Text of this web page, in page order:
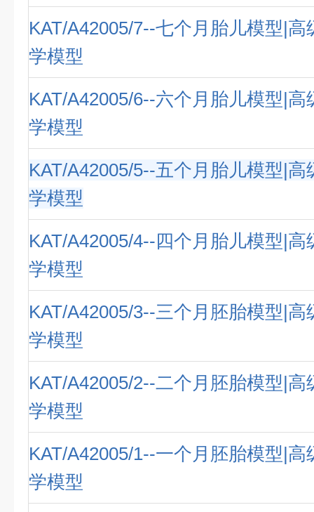
KAT/A42005/7--七个月胎儿模型|高
学模型
KAT/A42005/6--六个月胎儿模型|高
学模型
KAT/A42005/5--五个月胎儿模型|高
学模型
KAT/A42005/4--四个月胎儿模型|高
学模型
KAT/A42005/3--三个月胚胎模型|高
学模型
KAT/A42005/2--二个月胚胎模型|高
学模型
KAT/A42005/1--一个月胚胎模型|高
学模型